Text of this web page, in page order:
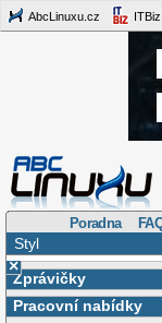
AbcLinuxu.cz
Poradna
Styl
×
Zprávičky
Pracovní nabídky